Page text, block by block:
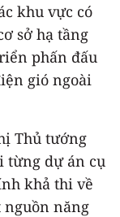
khu vực có
sở hạ tầng
phấn đấu
gió ngoài
Thủ tướng
từng dự án cụ
khả thi về
nguồn năng